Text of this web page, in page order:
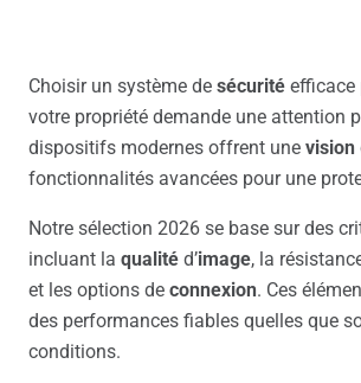
Choisir un système de sécurité efficace
votre propriété demande une attention
dispositifs modernes offrent une vision
fonctionnalités avancées pour une
Notre sélection 2026 se base sur des
incluant la qualité d’image, la
et les options de connexion. Ces
des performances fiables quelles que
conditions.